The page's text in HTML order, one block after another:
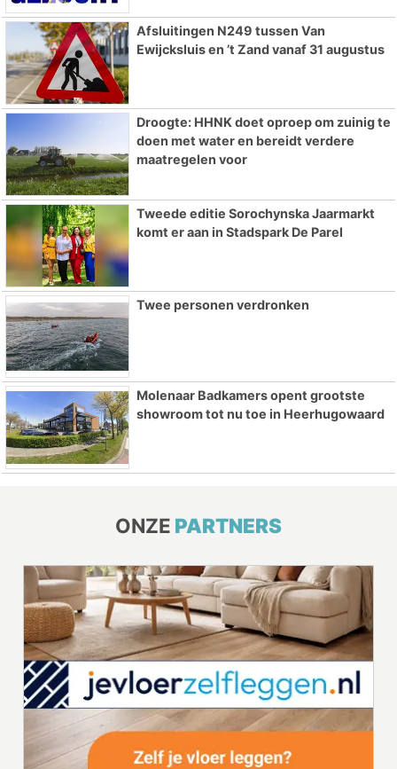
Afsluitingen N249 tussen Van
Ewijcksluis en ’t Zand vanaf 31 augustus
Droogte: HHNK doet oproep om zuinig te
doen met water en bereidt verdere
maatregelen voor
Tweede editie Sorochynska Jaarmarkt
komt er aan in Stadspark De Parel
Twee personen verdronken
Molenaar Badkamers opent grootste
showroom tot nu toe in Heerhugowaard
ONZE PARTNERS